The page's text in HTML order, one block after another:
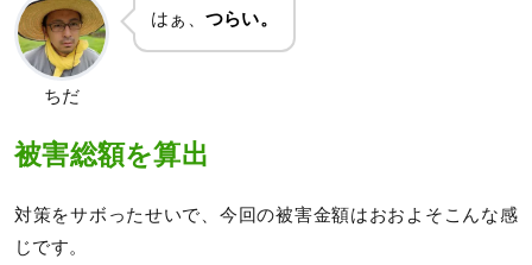
ちだ
はぁ、 つらい。
被害総額を算出
対策をサボったせいで、今回の被害金額はおおよそこんな感
じです。